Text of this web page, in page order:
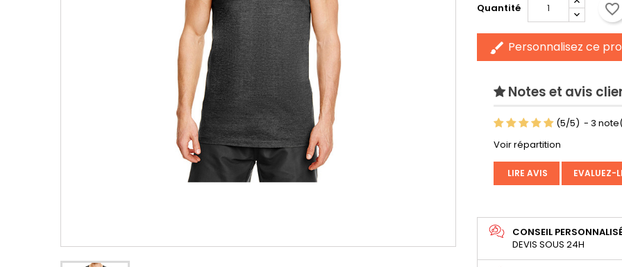
Quantité favorite_border
brush Personnalisez ce
Notes et avis
(5/5) - 3
Voir répartition
LIRE AVIS EVALUEZ-
CONSEIL
DEVIS SOUS 24H